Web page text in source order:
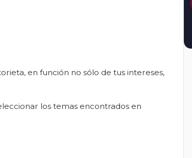
en función no sólo de tus intereses,
los temas encontrados en